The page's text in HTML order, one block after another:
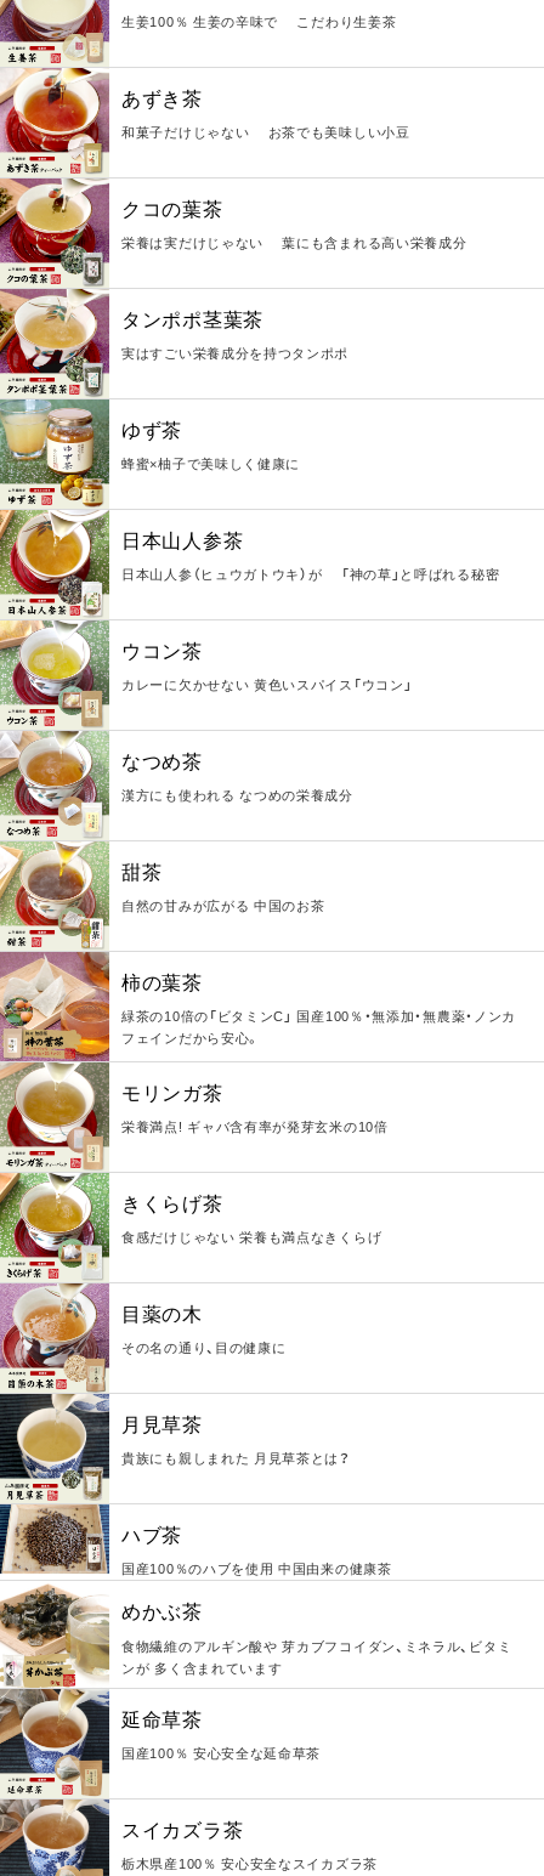
生姜100％ 生姜の辛味で こだわり生姜茶
あずき茶
和菓子だけじゃない お茶でも美味しい小豆
クコの葉茶
栄養は実だけじゃない 葉にも含まれる高い栄養成分
タンポポ茎葉茶
実はすごい栄養成分を持つタンポポ
ゆず茶
蜂蜜×柚子で美味しく健康に
日本山人参茶
日本山人参（ヒュウガトウキ）が 「神の草」と呼ばれる秘密
ウコン茶
カレーに欠かせない 黄色いスパイス「ウコン」
なつめ茶
漢方にも使われる なつめの栄養成分
甜茶
自然の甘みが広がる 中国のお茶
柿の葉茶
緑茶の10倍の「ビタミンC」 国産100％・無添加・無農薬・ノンカ
フェインだから安心。
モリンガ茶
栄養満点! ギャバ含有率が発芽玄米の10倍
きくらげ茶
食感だけじゃない 栄養も満点なきくらげ
目薬の木
その名の通り、目の健康に
月見草茶
貴族にも親しまれた 月見草茶とは？
ハブ茶
国産100％のハブを使用 中国由来の健康茶
めかぶ茶
食物繊維のアルギン酸や 芽カブフコイダン、ミネラル、ビタミ
ンが 多く含まれています
延命草茶
国産100％ 安心安全な延命草茶
スイカズラ茶
栃木県産100％ 安心安全なスイカズラ茶